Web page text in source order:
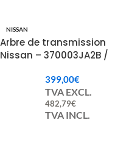
NISSAN
Arbre de transmission
Nissan – 370003JA2B /
399,00€
TVA EXCL.
482,79€
TVA INCL.